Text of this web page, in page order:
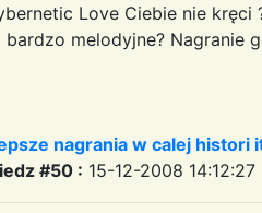
Love Ciebie nie kręci
bardzo melodyjne? Nagranie
nagrania w calej histori
#50 : 15-12-2008 14:12:27